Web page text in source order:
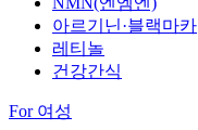
아르기닌·블랙마카
레티놀
건강간식
For 여성